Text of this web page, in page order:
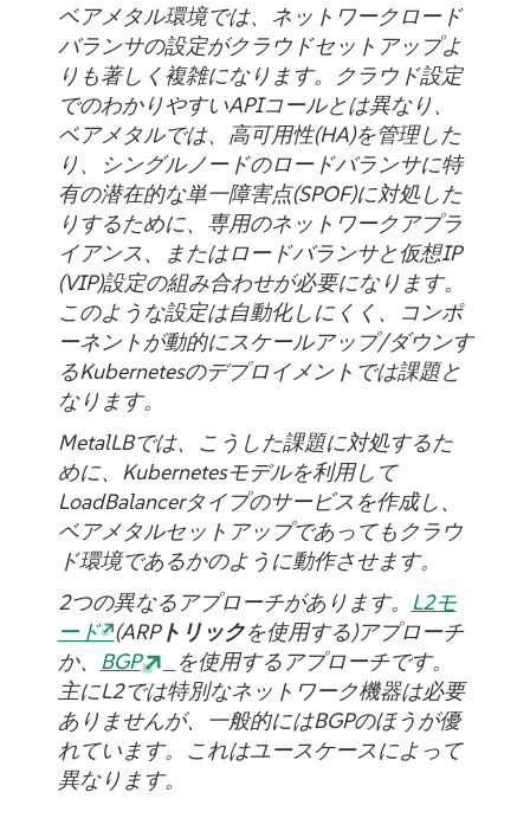
ベアメタル環境では、ネットワークロード
バランサの設定がクラウドセットアップよ
りも著しく複雑になります。クラウド設定
でのわかりやすいAPIコールとは異なり、
ベアメタルでは、高可用性(HA)を管理した
り、シングルノードのロードバランサに特
有の潜在的な単一障害点(SPOF)に対処した
りするために、専用のネットワークアプラ
イアンス、またはロードバランサと仮想IP
(VIP)設定の組み合わせが必要になります。
このような設定は自動化しにくく、コンポ
ーネントが動的にスケールアップ/ダウンす
るKubernetesのデプロイメントでは課題と
なります。
MetalLBでは、こうした課題に対処するた
めに、Kubernetesモデルを利用して
LoadBalancerタイプのサービスを作成し、
ベアメタルセットアップであってもクラウ
ド環境であるかのように動作させます。
2つの異なるアプローチがあります。
L2モ
ード (ARPトリックを使用する)アプローチ
か、
BGP
を使用するアプローチです。
主にL2では特別なネットワーク機器は必要
ありませんが、一般的にはBGPのほうが優
れています。これはユースケースによって
異なります。